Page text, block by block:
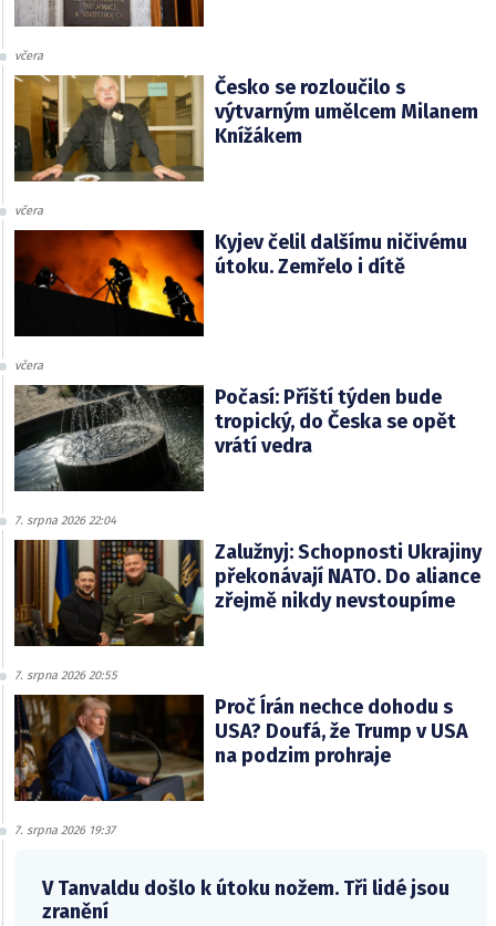
včera
Česko se rozloučilo s
výtvarným umělcem Milanem
Knížákem
včera
Kyjev čelil dalšímu ničivému
útoku. Zemřelo i dítě
včera
Počasí: Příští týden bude
tropický, do Česka se opět
vrátí vedra
7. srpna 2026 22:04
Zalužnyj: Schopnosti Ukrajiny
překonávají NATO. Do aliance
zřejmě nikdy nevstoupíme
7. srpna 2026 20:55
Proč Írán nechce dohodu s
USA? Doufá, že Trump v USA
na podzim prohraje
7. srpna 2026 19:37
V Tanvaldu došlo k útoku nožem. Tři lidé jsou
zranění